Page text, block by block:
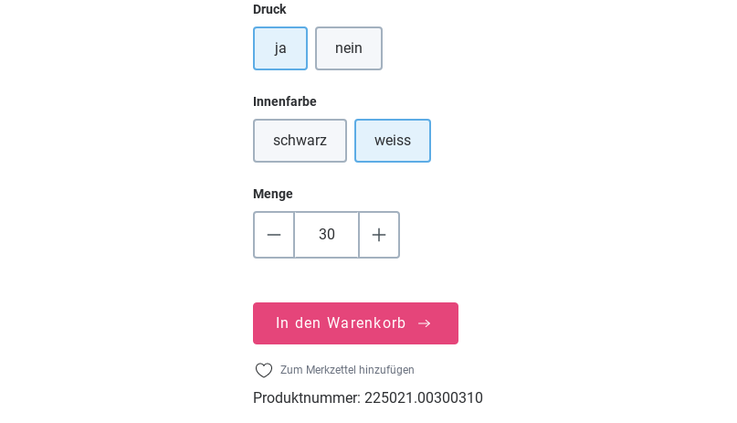
Druckauswählen
ja nein
Innenfarbeauswählen
schwarz(Diese Option ist zurzeit nicht verfügbar.)
weiss
Menge
In den Warenkorb
Zum Merkzettel hinzufügen
Produktnummer: 225021.00300310